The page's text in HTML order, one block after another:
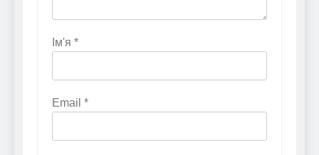
Ім'я *
Email *